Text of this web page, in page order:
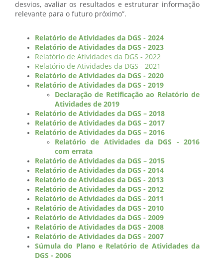
desvios, avaliar os resultados e estruturar informação
relevante para o futuro próximo”.
Relatório de Atividades da DGS - 2024
Relatório de Atividades da DGS - 2023
Relatório de Atividades da DGS - 2022
Relatório de Atividades da DGS - 2021
Relatório de Atividades da DGS - 2020
Relatório de Atividades da DGS - 2019
Declaração de Retificação ao Relatório de
Atividades de 2019
Relatório de Atividades da DGS – 2018
Relatório de Atividades da DGS – 2017
Relatório de Atividades da DGS – 2016
Relatório de Atividades da DGS - 2016
com errata
Relatório de Atividades da DGS – 2015
Relatório de Atividades da DGS - 2014
Relatório de Atividades da DGS - 2013
Relatório de Atividades da DGS - 2012
Relatório de Atividades da DGS - 2011
Relatório de Atividades da DGS - 2010
Relatório de Atividades da DGS - 2009
Relatório de Atividades da DGS - 2008
Relatório de Atividades da DGS - 2007
Súmula do Plano e Relatório de Atividades da
DGS - 2006